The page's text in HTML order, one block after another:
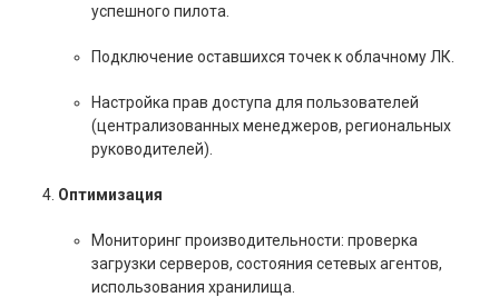
успешного пилота.
Подключение оставшихся точек к облачному ЛК.
Настройка прав доступа для пользователей
(централизованных менеджеров, региональных
руководителей).
Оптимизация
Мониторинг производительности: проверка
загрузки серверов, состояния сетевых агентов,
использования хранилища.